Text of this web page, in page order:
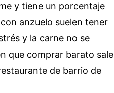
y tiene un porcentaje
anzuelo suelen tener
y la carne no se
que comprar barato sale
de barrio de